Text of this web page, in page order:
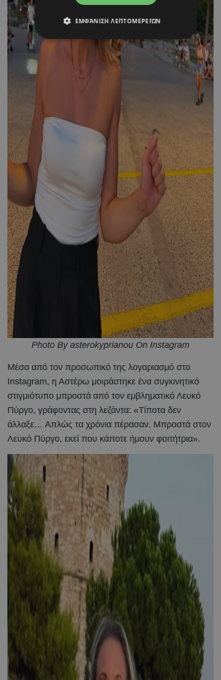
Photo By asterokyprianou On Instagram
Μέσα από τον προσωπικό της λογαριασμό στο
Instagram, η Αστέρω μοιράστηκε ένα συγκινητικό
στιγμιότυπο μπροστά από τον εμβληματικό Λευκό
Πύργο, γράφοντας στη λεζάντα: «Τίποτα δεν
άλλαξε… Απλώς τα χρόνια πέρασαν. Μπροστά στον
Λευκό Πύργο, εκεί που κάποτε ήμουν φοιτήτρια».
ΕΜΦΆΝΙΣΗ ΛΕΠΤΟΜΕΡΕΙΏΝ